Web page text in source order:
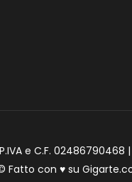
e C.F.
Fatto con ♥ su